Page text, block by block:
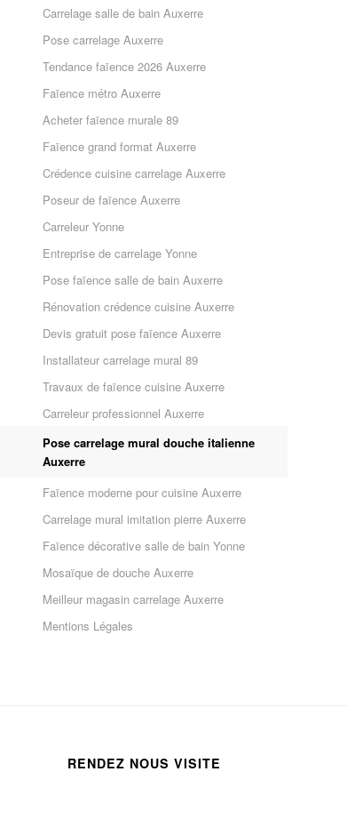
Carrelage salle de bain Auxerre
Pose carrelage Auxerre
Tendance faïence 2026 Auxerre
Faïence métro Auxerre
Acheter faïence murale 89
Faïence grand format Auxerre
Crédence cuisine carrelage Auxerre
Poseur de faïence Auxerre
Carreleur Yonne
Entreprise de carrelage Yonne
Pose faïence salle de bain Auxerre
Rénovation crédence cuisine Auxerre
Devis gratuit pose faïence Auxerre
Installateur carrelage mural 89
Travaux de faïence cuisine Auxerre
Carreleur professionnel Auxerre
Pose carrelage mural douche italienne
Auxerre
Faïence moderne pour cuisine Auxerre
Carrelage mural imitation pierre Auxerre
Faïence décorative salle de bain Yonne
Mosaïque de douche Auxerre
Meilleur magasin carrelage Auxerre
Mentions Légales
RENDEZ NOUS VISITE